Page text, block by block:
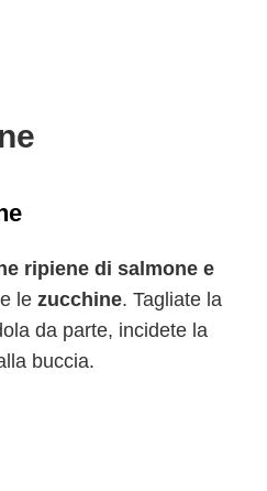
ripiene di salmone e
le zucchine. Tagliate la
da parte, incidete la
buccia.